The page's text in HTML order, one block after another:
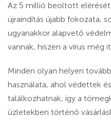
Az 5 millió beoltott
újraindítás újabb fokozata,
ugyanakkor alapvető
vannak, hiszen a vírus még
Minden olyan helyen
használata, ahol védettek
találkozhatnak, így a
üzletekben történő